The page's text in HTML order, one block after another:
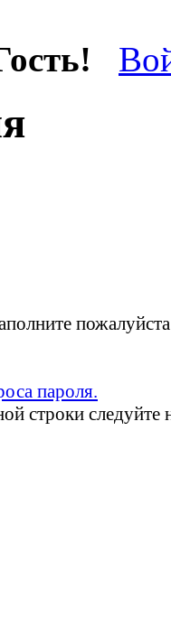
пожалуйста
пароля.
строки следуйте